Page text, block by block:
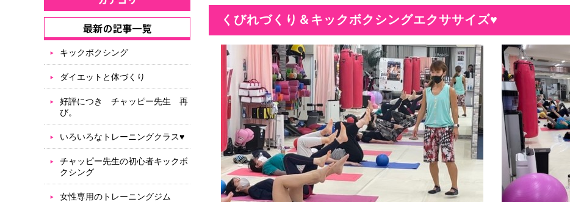
くびれづくり＆キックボクシングエクササイズ♥
キックボクシング
ダイエットと体づくり
好評につき チャッピー先生 再
び。
いろいろなトレーニングクラス♥
チャッピー先生の初心者キックボ
クシング
女性専用のトレーニングジム